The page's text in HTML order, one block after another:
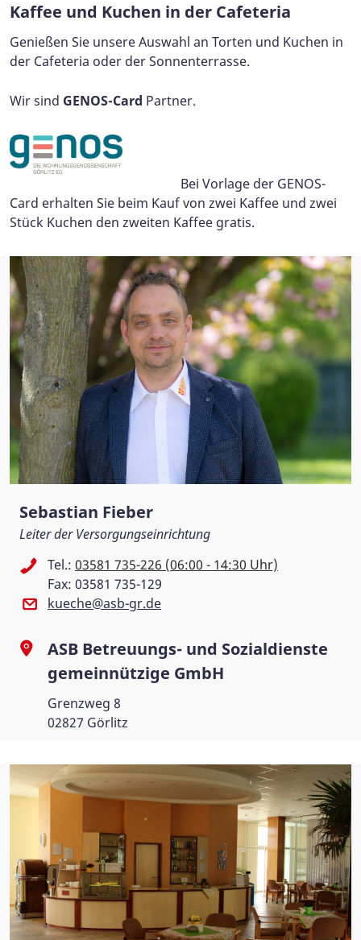
Kaffee und Kuchen in der Cafeteria
Genießen Sie unsere Auswahl an Torten und Kuchen in
der Cafeteria oder der Sonnenterrasse.
Wir sind GENOS-Card Partner.
Bei Vorlage der GENOS-
Card erhalten Sie beim Kauf von zwei Kaffee und zwei
Stück Kuchen den zweiten Kaffee gratis.
Sebastian Fieber
Leiter der Versorgungseinrichtung
Tel.: 03581 735-226 (06:00 - 14:30 Uhr)
Fax: 03581 735-129
kueche@asb-gr.de
ASB Betreuungs- und Sozialdienste
gemeinnützige GmbH
Grenzweg 8
02827 Görlitz